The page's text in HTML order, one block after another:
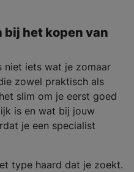
bij het kopen van
niet iets wat je zomaar
zowel praktisch als
slim om je eerst goed
is en wat bij jouw
je een specialist
type haard dat je zoekt.